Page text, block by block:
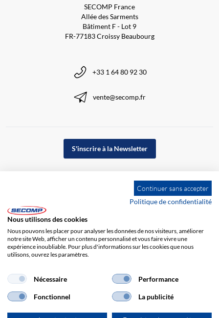
SECOMP France
Allée des Sarments
Bâtiment F - Lot 9
FR-77183 Croissy Beaubourg
+33 1 64 80 92 30
vente@secomp.fr
S'inscrire à la Newsletter
Impression Responsabilité
Continuer sans accepter
Politique de confidentialité
Nous utilisons des cookies
Nous pouvons les placer pour analyser les données de nos visiteurs, améliorer
notre site Web, afficher un contenu personnalisé et vous faire vivre une
expérience inoubliable. Pour plus d'informations sur les cookies que nous
utilisons, ouvrez les paramètres.
Nécessaire Performance
Fonctionnel La publicité